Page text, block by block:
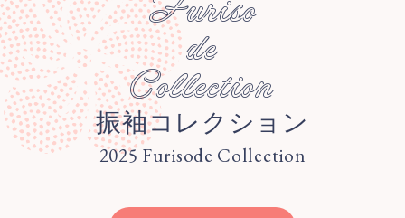
de
Collection
振袖コレクション
2025 Furisode Collection